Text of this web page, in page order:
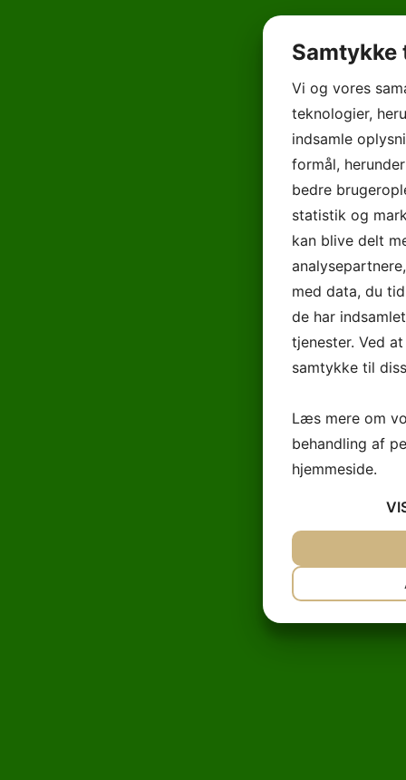
Vi og vores
teknologier,
indsamle
formål,
bedre
statistik og
kan blive delt
med data, du
de har
tjenester. Ved
samtykke til
Læs mere om
behandling af
hjemmeside.